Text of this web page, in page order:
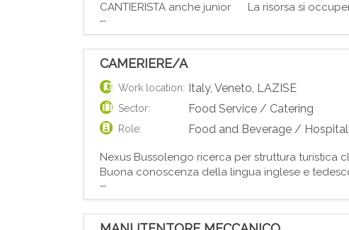
CANTIERISTA anche junior La risorsa si
Realizzazione di impianti antincendio, idrici, di
...
CAMERIERE/A
Work location: Italy,Veneto, LAZISE
Sector: Food Service / Catering
Role: Food and Beverage /
Nexus Bussolengo ricerca per struttura turistica
Buona conoscenza della lingua inglese e
contratto stagionale fino ad ottobre 2026; -
...